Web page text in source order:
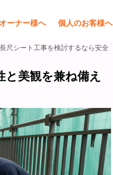
オーナー様へ 個人のお客様へ
尺シート工事を検討するなら安全
美観を兼ね備え